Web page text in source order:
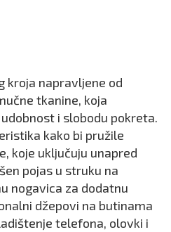
kroja napravljene od
tkanine, koja
i slobodu pokreta.
kako bi pružile
koje uključuju unapred
pojas u struku na
nogavica za dodatnu
džepovi na butinama
telefona, olovki i